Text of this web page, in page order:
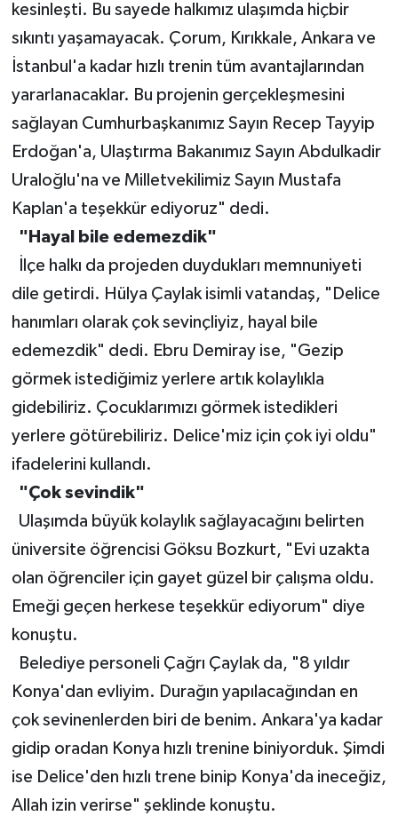
kesinleşti. Bu sayede halkımız ulaşımda hiçbir
sıkıntı yaşamayacak. Çorum, Kırıkkale, Ankara ve
İstanbul'a kadar hızlı trenin tüm avantajlarından
yararlanacaklar. Bu projenin gerçekleşmesini
sağlayan Cumhurbaşkanımız Sayın Recep Tayyip
Erdoğan'a, Ulaştırma Bakanımız Sayın Abdulkadir
Uraloğlu'na ve Milletvekilimiz Sayın Mustafa
Kaplan'a teşekkür ediyoruz" dedi.
"Hayal bile edemezdik"
İlçe halkı da projeden duydukları memnuniyeti
dile getirdi. Hülya Çaylak isimli vatandaş, "Delice
hanımları olarak çok sevinçliyiz, hayal bile
edemezdik" dedi. Ebru Demiray ise, "Gezip
görmek istediğimiz yerlere artık kolaylıkla
gidebiliriz. Çocuklarımızı görmek istedikleri
yerlere götürebiliriz. Delice'miz için çok iyi oldu"
ifadelerini kullandı.
"Çok sevindik"
Ulaşımda büyük kolaylık sağlayacağını belirten
üniversite öğrencisi Göksu Bozkurt, "Evi uzakta
olan öğrenciler için gayet güzel bir çalışma oldu.
Emeği geçen herkese teşekkür ediyorum" diye
konuştu.
Belediye personeli Çağrı Çaylak da, "8 yıldır
Konya'dan evliyim. Durağın yapılacağından en
çok sevinenlerden biri de benim. Ankara'ya kadar
gidip oradan Konya hızlı trenine biniyorduk. Şimdi
ise Delice'den hızlı trene binip Konya'da ineceğiz,
Allah izin verirse" şeklinde konuştu.